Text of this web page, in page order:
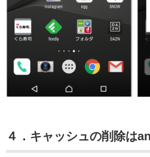
４．キャッシュの削除は